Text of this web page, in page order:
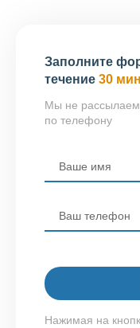
Заполните
течение 30
Мы не
по телефону
Нажимая на